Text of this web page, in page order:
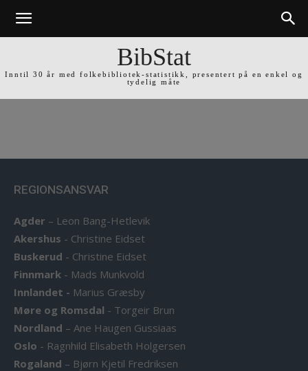
BibStat
Inntil 30 år med folkebibliotek-statistikk, presentert på en enkel og
tydelig måte
REGIONSANSVAR
Agder – Leon Bang-Hetlevik
Akershus - Christine Eidset
Buskerud - Christine Eidset
Finnmark - Mads Munkvold
Innlandet - Marius Græsby
Møre og Romsdal - Torgeir Brun
Nordland – Ane Haugen Gussiaas
Oslo - Ragnhild Elisabeth Holgersen
Rogaland – Bjørn Kjetil Fredriksen